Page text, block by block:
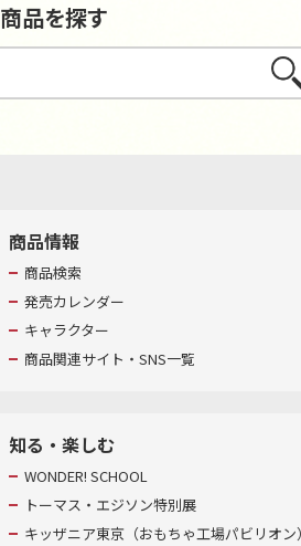
商品を探す
さがす
商品情報
商品検索
発売カレンダー
キャラクター
商品関連サイト・SNS一覧
知る・楽しむ
WONDER! SCHOOL
トーマス・エジソン特別展
キッザニア東京（おもちゃ工場パビリオン）​